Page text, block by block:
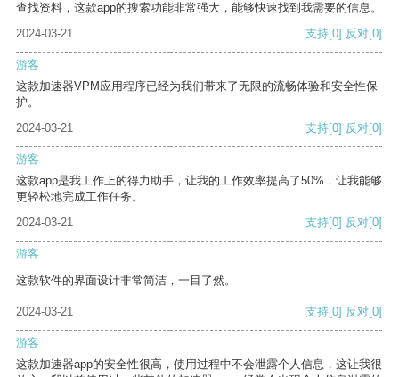
查找资料，这款app的搜索功能非常强大，能够快速找到我需要的信息。
2024-03-21
支持[0] 反对[0]
游客
这款加速器VPM应用程序已经为我们带来了无限的流畅体验和安全性保
护。
2024-03-21
支持[0] 反对[0]
游客
这款app是我工作上的得力助手，让我的工作效率提高了50%，让我能够
更轻松地完成工作任务。
2024-03-21
支持[0] 反对[0]
游客
这款软件的界面设计非常简洁，一目了然。
2024-03-21 支持[0] 反对[0]
游客
这款加速器app的安全性很高，使用过程中不会泄露个人信息，这让我很